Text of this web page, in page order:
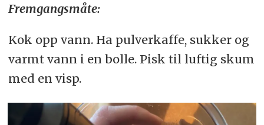
Fremgangsmåte:
Kok opp vann. Ha pulverkaffe, sukker og
varmt vann i en bolle. Pisk til luftig skum
med en visp.